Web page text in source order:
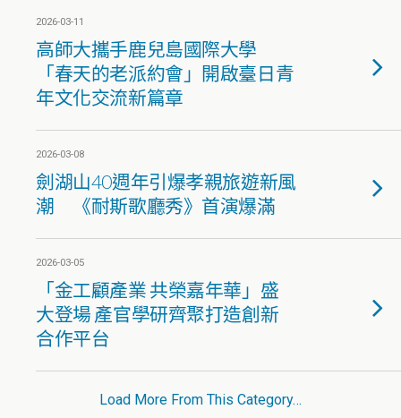
2026-03-11
高師大攜手鹿兒島國際大學
「春天的老派約會」開啟臺日青
年文化交流新篇章
2026-03-08
劍湖山40週年引爆孝親旅遊新風
潮 《耐斯歌廳秀》首演爆滿
2026-03-05
「金工顧產業 共榮嘉年華」盛
大登場 產官學研齊聚打造創新
合作平台
Load More From This Category…